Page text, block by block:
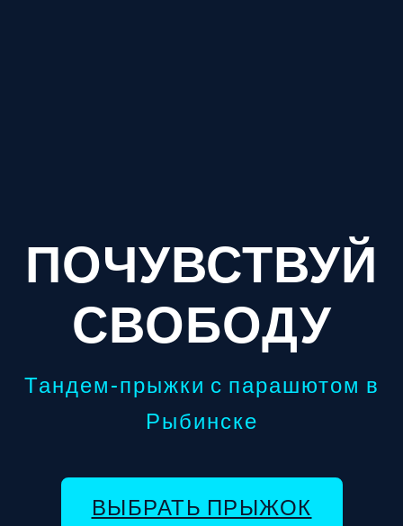
ПОЧУВСТВУЙ
СВОБОДУ
Тандем-прыжки с парашютом в
Рыбинске
ВЫБРАТЬ ПРЫЖОК